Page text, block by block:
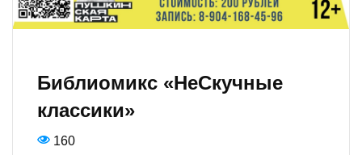
Библиомикс «НеСкучные
классики»
160